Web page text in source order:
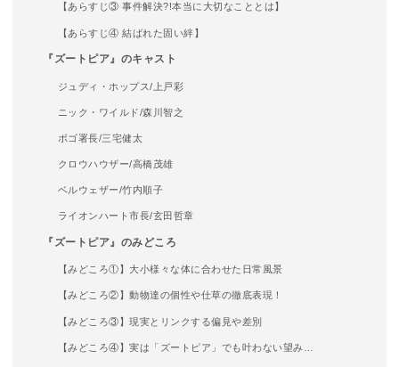
【あらすじ③ 事件解決?!本当に大切なこととは】
【あらすじ④ 結ばれた固い絆】
『ズートピア』のキャスト
ジュディ・ホップス/上戸彩
ニック・ワイルド/森川智之
ボゴ署長/三宅健太
クロウハウザー/高橋茂雄
ベルウェザー/竹内順子
ライオンハート市長/玄田哲章
『ズートピア』のみどころ
【みどころ①】大小様々な体に合わせた日常風景
【みどころ②】動物達の個性や仕草の徹底表現！
【みどころ③】現実とリンクする偏見や差別
【みどころ④】実は「ズートピア」でも叶わない望み…